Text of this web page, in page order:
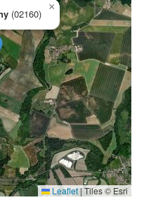
(02160)
×
Leaflet|Tiles © Esri